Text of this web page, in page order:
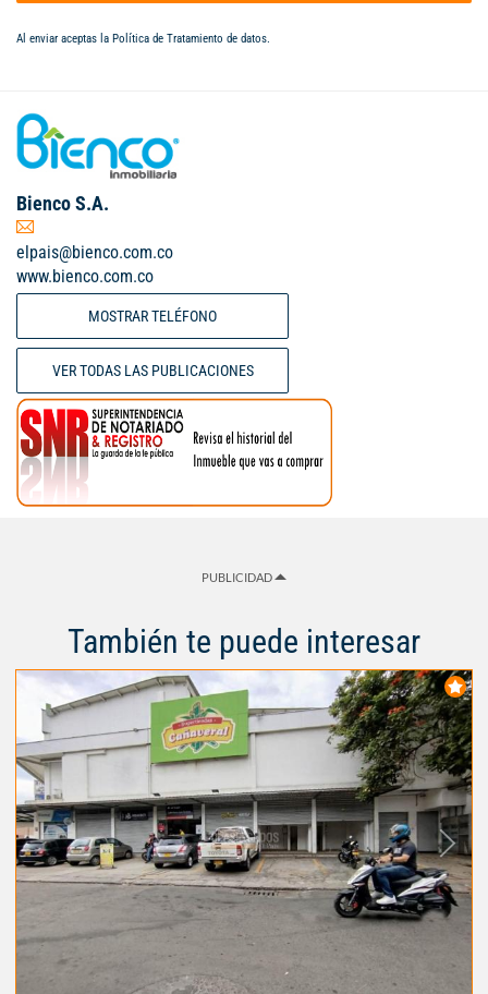
Al enviar aceptas la Política de Tratamiento de datos.
Bienco S.A.
elpais@bienco.com.co
www.bienco.com.co
MOSTRAR TELÉFONO
VER TODAS LAS PUBLICACIONES
PUBLICIDAD
También te puede interesar